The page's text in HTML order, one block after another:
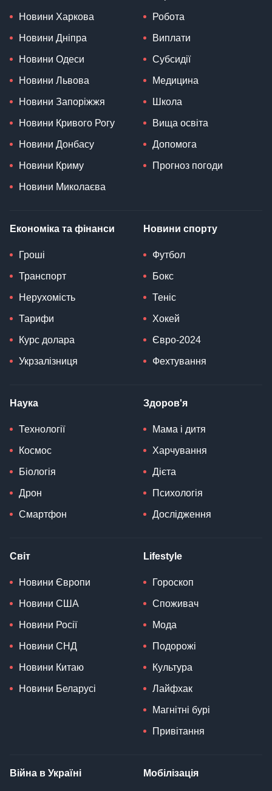
Новини Харкова
Новини Дніпра
Новини Одеси
Новини Львова
Новини Запоріжжя
Новини Кривого Рогу
Новини Донбасу
Новини Криму
Новини Миколаєва
Робота
Виплати
Субсидії
Медицина
Школа
Вища освіта
Допомога
Прогноз погоди
Економіка та фінанси
Гроші
Транспорт
Нерухомість
Тарифи
Курс долара
Укрзалізниця
Новини спорту
Футбол
Бокс
Теніс
Хокей
Євро-2024
Фехтування
Наука
Технології
Космос
Біологія
Дрон
Смартфон
Здоров'я
Мама і дитя
Харчування
Дієта
Психологія
Дослідження
Світ
Новини Європи
Новини США
Новини Росії
Новини СНД
Новини Китаю
Новини Беларусі
Lifestyle
Гороскоп
Споживач
Мода
Подорожі
Культура
Лайфхак
Магнітні бурі
Привітання
Війна в Україні Мобілізація